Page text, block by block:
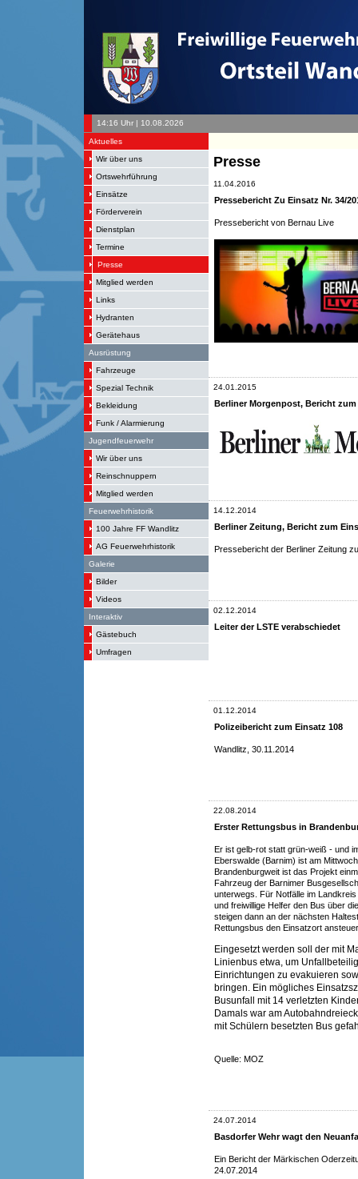
14:16 Uhr | 10.08.2026
Aktuelles
Wir über uns
Ortswehrführung
Einsätze
Förderverein
Dienstplan
Termine
Presse
Mitglied werden
Links
Hydranten
Gerätehaus
Ausrüstung
Fahrzeuge
Spezial Technik
Bekleidung
Funk / Alarmierung
Jugendfeuerwehr
Wir über uns
Reinschnuppern
Mitglied werden
Feuerwehrhistorik
100 Jahre FF Wandlitz
AG Feuerwehrhistorik
Galerie
Bilder
Videos
Interaktiv
Gästebuch
Umfragen
Presse
11.04.2016
Pressebericht Zu Einsatz Nr. 34/
Pressebericht von Bernau Live
24.01.2015
Berliner Morgenpost, Bericht zum
14.12.2014
Berliner Zeitung, Bericht zum
Pressebericht der Berliner Zeitung
02.12.2014
Leiter der LSTE verabschiedet
01.12.2014
Polizeibericht zum Einsatz 108
Wandlitz, 30.11.2014
22.08.2014
Erster Rettungsbus in
Er ist gelb-rot statt grün-weiß - und
Eberswalde (Barnim) ist am
Brandenburgweit ist das Projekt
Fahrzeug der Barnimer
unterwegs. Für Notfälle im
und freiwillige Helfer den Bus über
steigen dann an der nächsten
Rettungsbus den Einsatzort ansteuer
Eingesetzt werden soll der mit
Linienbus etwa, um
Einrichtungen zu evakuieren
bringen. Ein mögliches
Busunfall mit 14 verletzten
Damals war am
mit Schülern besetzten Bus
Quelle: MOZ
24.07.2014
Basdorfer Wehr wagt den
Ein Bericht der Märkischen
24.07.2014